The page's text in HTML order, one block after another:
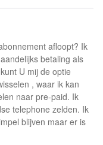
afloopt? Ik
betaling als
U mij de optie
, waar ik kan
naar pre-paid. Ik
telephone zelden. Ik
blijven maar er is